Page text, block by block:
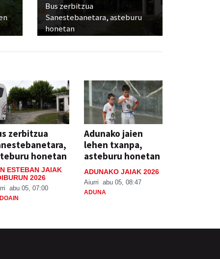
Bus zerbitzua
Sanestebanetara, asteburu
honetan
zerbitzua
honetan
ESTEBAN JAIAK
2026
abu 05, 07:00
Adunako jaien
lehen txanpa,
asteburu honetan
ADUNAKO JAIAK 2026
Aiurri abu 05, 08:47
ADUNA